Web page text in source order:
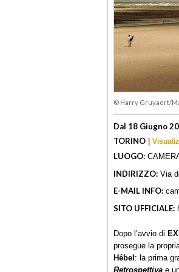
© Harry Gruyaert/
Dal 18 Giugno
TORINO |
LUOGO:
INDIRIZZO: Via
E-MAIL INFO:
SITO UFFICIALE:
Dopo l’avvio di
prosegue la
Hébel : la prima
Retrospettiva e